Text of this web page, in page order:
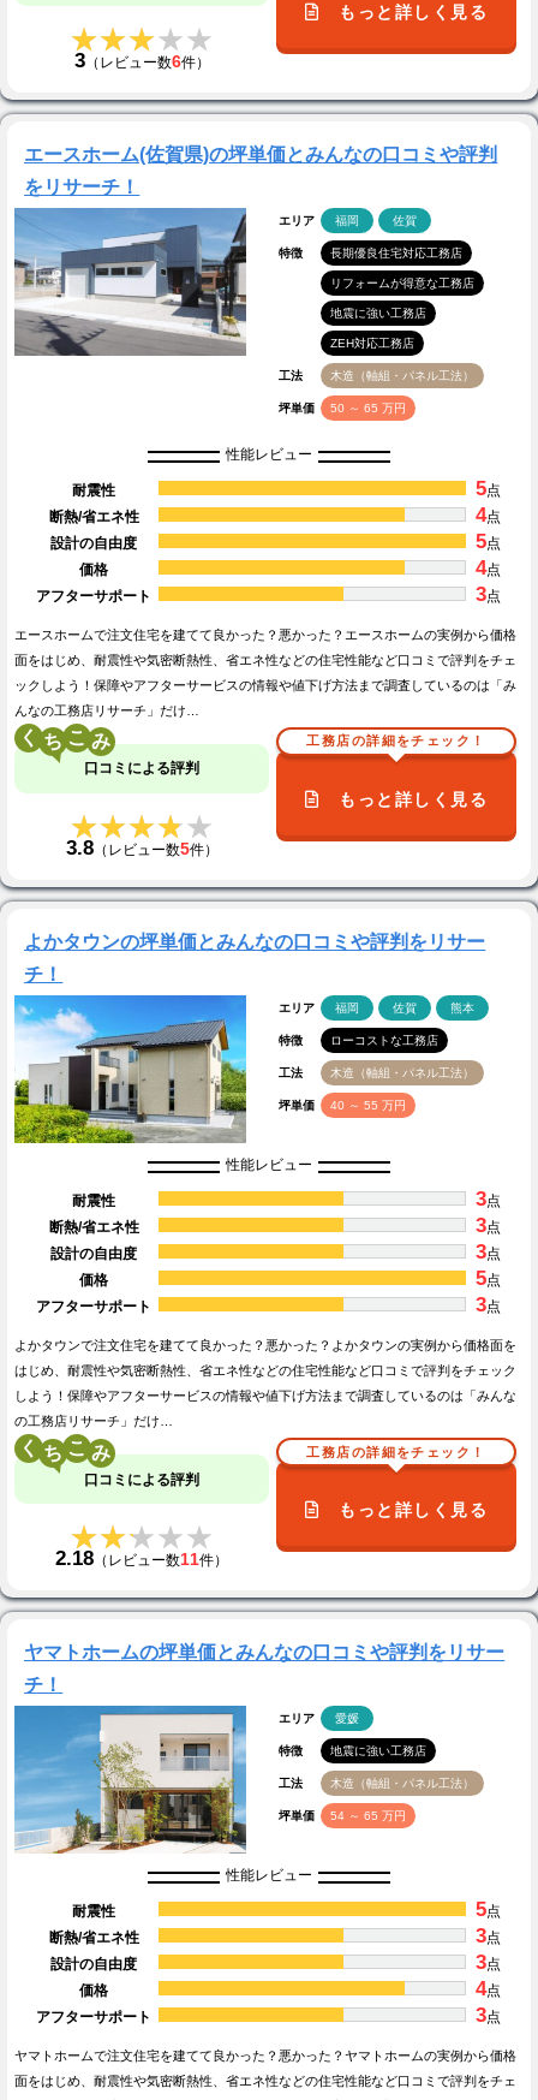
★★★★★
★★★★★
3（レビュー数6件）
もっと詳しく見る
エースホーム(佐賀県)の坪単価とみんなの口コミや評判
をリサーチ！
エリア 福岡 佐賀
特徴 長期優良住宅対応工務店
リフォームが得意な工務店
地震に強い工務店
ZEH対応工務店
工法 木造（軸組・パネル工法）
坪単価 50 ～ 65 万円
性能レビュー
耐震性 5点
断熱/省エネ性
4点
設計の自由度
5点
価格
4点
アフターサポート
3点
エースホームで注文住宅を建てて良かった？悪かった？エースホームの実例から価格
面をはじめ、耐震性や気密断熱性、省エネ性などの住宅性能など口コミで評判をチェ
ックしよう！保障やアフターサービスの情報や値下げ方法まで調査しているのは「み
んなの工務店リサーチ」だけ…
く こ
口コミによる評判
★★★★★
★★★★★
3.8（レビュー数5件）
工務店の詳細をチェック！
もっと詳しく見る
よかタウンの坪単価とみんなの口コミや評判をリサー
チ！
エリア 福岡 佐賀 熊本
特徴 ローコストな工務店
工法 木造（軸組・パネル工法）
坪単価 40 ～ 55 万円
性能レビュー
耐震性 3点
断熱/省エネ性
3点
設計の自由度
3点
価格
5点
アフターサポート
3点
よかタウンで注文住宅を建てて良かった？悪かった？よかタウンの実例から価格面を
はじめ、耐震性や気密断熱性、省エネ性などの住宅性能など口コミで評判をチェック
しよう！保障やアフターサービスの情報や値下げ方法まで調査しているのは「みんな
の工務店リサーチ」だけ…
く こ
口コミによる評判
★★★★★
★★★★★
2.18 （レビュー数11件）
工務店の詳細をチェック！
もっと詳しく見る
ヤマトホームの坪単価とみんなの口コミや評判をリサー
チ！
エリア 愛媛
特徴 地震に強い工務店
工法 木造（軸組・パネル工法）
坪単価 54 ～ 65 万円
性能レビュー
耐震性 5点
断熱/省エネ性
3点
設計の自由度
3点
価格
4点
アフターサポート
3点
ヤマトホームで注文住宅を建てて良かった？悪かった？ヤマトホームの実例から価格
面をはじめ、耐震性や気密断熱性、省エネ性などの住宅性能など口コミで評判をチェ